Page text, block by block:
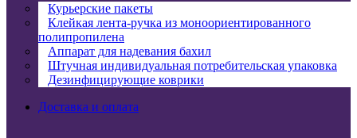
Курьерские пакеты
Клейкая лента-ручка из моноориентированного
полипропилена
Аппарат для надевания бахил
Штучная индивидуальная потребительская упаковка
Дезинфицирующие коврики
Доставка и оплата